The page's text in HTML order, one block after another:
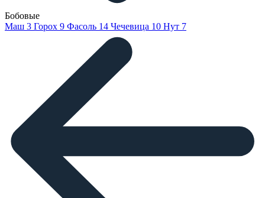
Бобовые
Маш 3 Горох 9 Фасоль 14 Чечевица 10 Нут 7